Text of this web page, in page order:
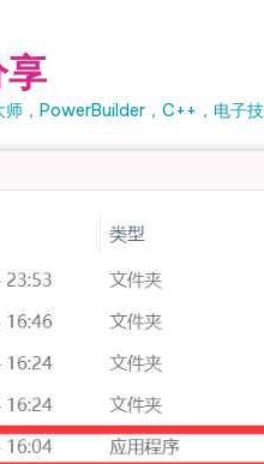
，PowerBuilder，C++，电子技